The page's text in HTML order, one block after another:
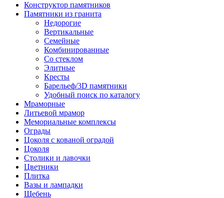
Конструктор памятников
Памятники из гранита
Недорогие
Вертикальные
Семейные
Комбинированные
Со стеклом
Элитные
Кресты
Барельеф/3D памятники
Удобный поиск по каталогу
Мраморные
Литьевой мрамор
Мемориальные комплексы
Ограды
Цоколя с кованой оградой
Цоколя
Столики и лавочки
Цветники
Плитка
Вазы и лампадки
Щебень